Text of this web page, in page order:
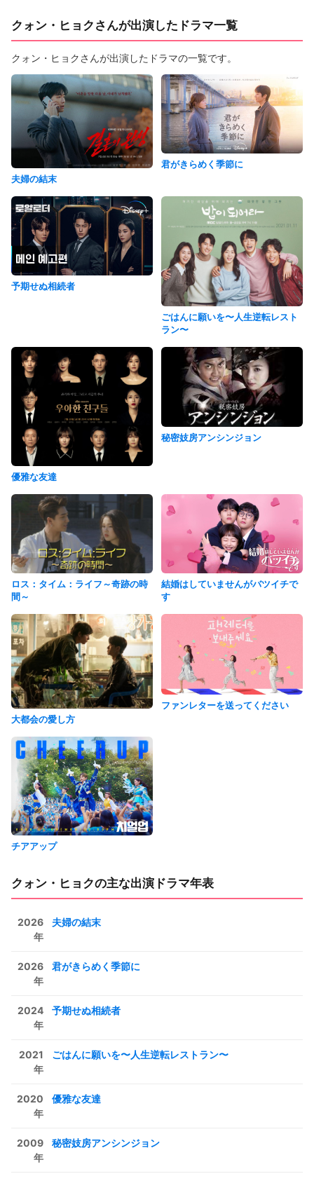
クォン・ヒョクさんが出演したドラマ一覧
クォン・ヒョクさんが出演したドラマの一覧です。
夫婦の結末
君がきらめく季節に
予期せぬ相続者
ごはんに願いを〜人生逆転レスト
ラン〜
優雅な友達
秘密妓房アンシンジョン
ロス：タイム：ライフ～奇跡の時
間～
結婚はしていませんがバツイチで
す
大都会の愛し方
ファンレターを送ってください
チアアップ
クォン・ヒョクの主な出演ドラマ年表
2026
年
夫婦の結末
2026
年
君がきらめく季節に
2024
年
予期せぬ相続者
2021
年
ごはんに願いを〜人生逆転レストラン〜
2020
年
優雅な友達
2009
年
秘密妓房アンシンジョン